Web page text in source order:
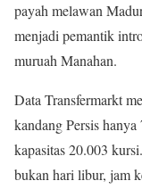
payah melawan
menjadi pemantik
muruah Manahan.
Data Transfermarkt
kandang Persis
kapasitas 20.003
bukan hari libur, jam